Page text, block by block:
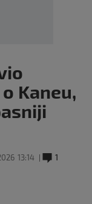
Kaneu,
13:14
1